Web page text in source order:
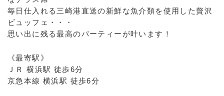
毎日仕入れる三崎港直送の新鮮な魚介類を使用した贅沢
ビュッフェ・・・
思い出に残る最高のパーティーが叶います！
《最寄駅》
ＪＲ 横浜駅 徒歩6分
京急本線 横浜駅 徒歩6分